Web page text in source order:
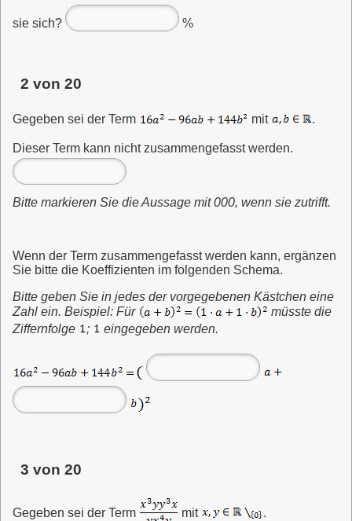
sie sich? %
2 von 20
Gegeben sei der Term mit .
Dieser Term kann nicht zusammengefasst werden.
Bitte markieren Sie die Aussage mit 000, wenn sie zutrifft.
Wenn der Term zusammengefasst werden kann, ergänzen
Sie bitte die Koeffizienten im folgenden Schema.
Bitte geben Sie in jedes der vorgegebenen Kästchen eine
Zahl ein. Beispiel: Für
müsste die
Ziffernfolge
; eingegeben werden.
3 von 20
Gegeben sei der Term mit .